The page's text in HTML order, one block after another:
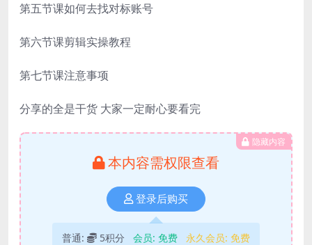
第五节课如何去找对标账号
第六节课剪辑实操教程
第七节课注意事项
分享的全是干货 大家一定耐心要看完
隐藏内容
本内容需权限查看
登录后购买
普通: 5积分 会员: 免费 永久会员: 免费